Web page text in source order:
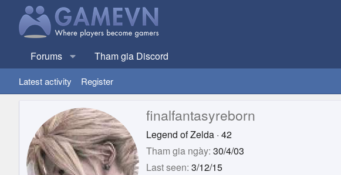
Forums Tham gia Discord
Latest activity Register
finalfantasyreborn
Legend of Zelda · 42
Tham gia ngày 30/4/03
Last seen 3/12/15